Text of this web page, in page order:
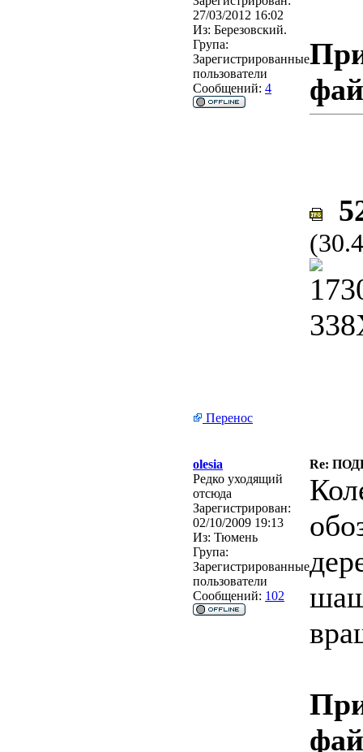
27/03/2012 16:02
Из: Березовский.
Група:
Зарегистрированные
пользователи
Сообщений: 4
Перенос
olesia
Re:
Редко уходящий
отсюда
Зарегистрирован:
02/10/2009 19:13
Из: Тюмень
Група:
Зарегистрированные
пользователи
Сообщений: 102